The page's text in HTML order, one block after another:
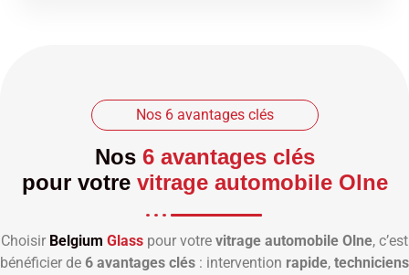
Nos 6 avantages clés
Nos 6 avantages clés
pour votre vitrage automobile Olne
Choisir Belgium Glass pour votre vitrage automobile Olne, c’est
bénéficier de 6 avantages clés : intervention rapide, techniciens